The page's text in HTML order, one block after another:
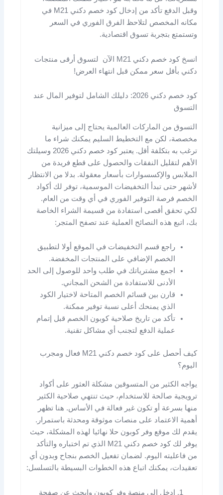
وقبل الدفع تأكد من إدخال كود خصم دكني M21 في
مكانه المخصص لتلاحظ الفرق الفوري في السعر
وتستمتع بتجربة تسوق اقتصادية.
انسخ كود خصم دكني M21 الآن لتسوق أرقى منتجات
دكني بأقل سعر ممكن قبل انتهاء العرض!
كود خصم دكني 2026: دليلك الشامل لتوفير المال عند
التسوق
التسوق من الماركات العالمية يحتاج إلى ميزانية
مخصصة، لكن مع التخطيط السليم يمكنك شراء ما
ترغب به بتكلفة أقل. يعتبر كود خصم دكني 2026 وسيلتك
الأهم لتقليل النفقات والحصول على قطع فريدة من
الملابس والإكسسوارات بأسعار معقولة. بدلا من الانتظار
لأشهر حتى تبدأ التخفيضات الموسمية، توفر لك أكواد
الخصم فرصة التوفير الفوري في أي وقت من العام.
لكي تحقق أقصى استفادة من قسيمة الشراء الخاصة
بك، اتبع هذه النصائح العملية عند تصفح المتجر:
راجع قسم التخفيضات في الموقع أولا لتطبيق
الخصم الإضافي على المنتجات المخفضة.
اجمع مشترياتك في طلب واحد للوصول إلى الحد
الأدنى للاستفادة من الشحن المجاني.
قارن بين قسائم الخصم المتاحة لاختيار الكود
الذي يمنحك أعلى نسبة توفير ممكنة.
تأكد من تاريخ صلاحية كوبون الخصم قبل إتمام
عملية الدفع لتجنب أي مشاكل تقنية.
كيف أحصل على كود خصم دكني M21 فعال ومجرب
اليوم؟
يواجه الكثير من المتسوقين مشكلة العثور على أكواد
ترويجية صالحة للاستخدام، حيث تنتهي صلاحية الكثير
منها بسرعة أو تكون غير فعالة في الأساس. هنا تظهر
أهمية الاعتماد على منصات موثوقة ومحدثة باستمرار.
يقدم لك موقع وفر كوبون حلا نهائيا لهذه المشكلة، حيث
يوفر لك كود خصم دكني M21 الذي تم اختباره والتأكد
من فاعليته اليوم. لضمان تفعيل الخصم بنجاح وبدون أي
تعقيدات، يمكنك اتباع هذه الخطوات البسيطة بالتسلسل:
ادخل إلى منصة وفر كوبون وابحث عن صفحة